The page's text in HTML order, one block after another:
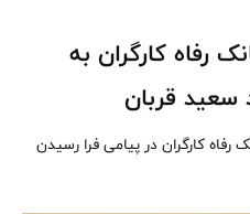
رفاه کارگران به
سعید قربان
رفاه کارگران در پیامی فرا رسیدن